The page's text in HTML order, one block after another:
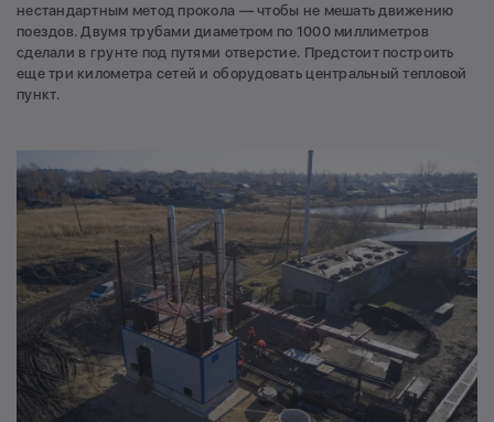
нестандартным метод прокола — чтобы не мешать движению
поездов. Двумя трубами диаметром по 1000 миллиметров
сделали в грунте под путями отверстие. Предстоит построить
еще три километра сетей и оборудовать центральный тепловой
пункт.